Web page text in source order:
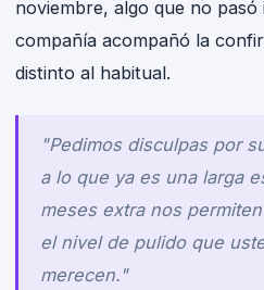
noviembre, algo que no
compañía acompañó la
distinto al habitual.
"Pedimos disculpas por
a lo que ya es una larga
meses extra nos
el nivel de pulido que
merecen."